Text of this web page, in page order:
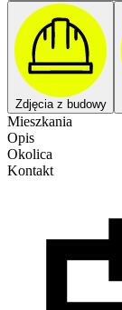
Zdjęcia z budowy
Mieszkania
Opis
Okolica
Kontakt